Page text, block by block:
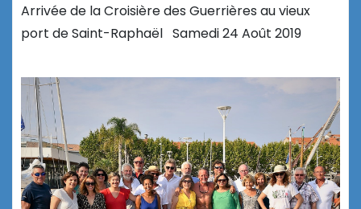
Arrivée de la Croisière des Guerrières au vieux
port de Saint-Raphaël Samedi 24 Août 2019